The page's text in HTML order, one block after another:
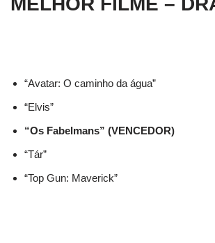
“Avatar: O caminho da água”
“Elvis”
“Os Fabelmans” (VENCEDOR)
“Tár”
“Top Gun: Maverick”